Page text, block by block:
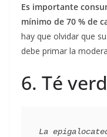
Es importante
mínimo de 70 % de
hay que olvidar que
debe primar la
6. Té
La